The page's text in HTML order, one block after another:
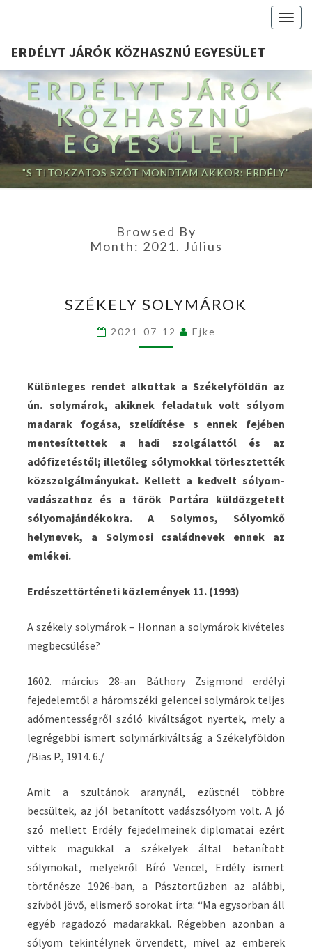
ERDÉLYT JÁRÓK KÖZHASZNÚ EGYESÜLET
ERDÉLYT JÁRÓK
KÖZHASZNÚ
EGYESÜLET
"S TITOKZATOS SZÓT MONDTAM AKKOR: ERDÉLY"
Browsed By
Month: 2021. Július
SOLYMÁROK
SZÉKELY SOLYMÁROK
2021-07-12 Ejke
Különleges rendet alkottak a Székelyföldön az
ún. solymárok, akiknek feladatuk volt sólyom
madarak fogása, szelídítése s ennek fejében
mentesíttettek a hadi szolgálattól és az
adófizetéstől; illetőleg sólymokkal törlesztették
közszolgálmányukat. Kellett a kedvelt sólyom-
vadászathoz és a török Portára küldözgetett
sólyomajándékokra. A Solymos, Sólyomkő
helynevek, a Solymosi családnevek ennek az
emlékei.
Erdészettörténeti közlemények 11. (1993)
A székely solymárok – Honnan a solymárok kivételes
megbecsülése?
1602. március 28-an Báthory Zsigmond erdélyi
fejedelemtől a háromszéki gelencei solymárok teljes
adómentességről szóló kiváltságot nyertek, mely a
legrégebbi ismert solymárkiváltság a Székelyföldön
/Bias P., 1914. 6./
Amit a szultánok aranynál, ezüstnél többre
becsültek, az jól betanított vadászsólyom volt. A jó
szó mellett Erdély fejedelmeinek diplomatai ezért
vittek magukkal a székelyek által betanított
sólymokat, melyekről Bíró Vencel, Erdély ismert
történésze 1926-ban, a Pásztortűzben az alábbi,
szívből jövő, elismerő sorokat írta: “Ma egysorban áll
egyéb ragadozó madarakkal. Régebben azonban a
sólyom tekintélynek örvendett, mivel az emberek